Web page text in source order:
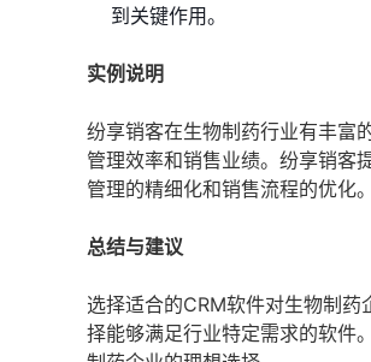
到关键作用。
实例说明
纷享销客在生物制药行业有丰富
管理效率和销售业绩。纷享销客
管理的精细化和销售流程的优化。
总结与建议
选择适合的CRM软件对生物制
择能够满足行业特定需求的软件